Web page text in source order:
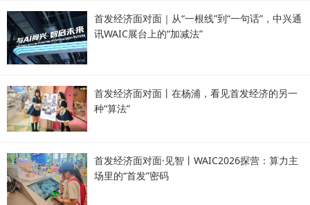
首发经济面对面｜从“一根线”到“一句话”，中兴通
讯WAIC展台上的“加减法”
首发经济面对面丨在杨浦，看见首发经济的另一
种“算法”
首发经济面对面·见智丨WAIC2026探营：算力主
场里的“首发”密码